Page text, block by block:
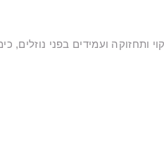
ועמידים בפני